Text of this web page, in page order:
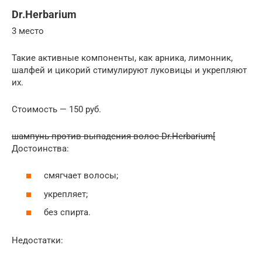
Dr.Herbarium
3 место
Такие активные компоненты, как арника, лимонник,
шалфей и цикорий стимулируют луковицы и укрепляют
их.
Стоимость — 150 руб.
шампунь против выпадения волос Dr.Herbarium[
Достоинства:
смягчает волосы;
укрепляет;
без спирта.
Недостатки: